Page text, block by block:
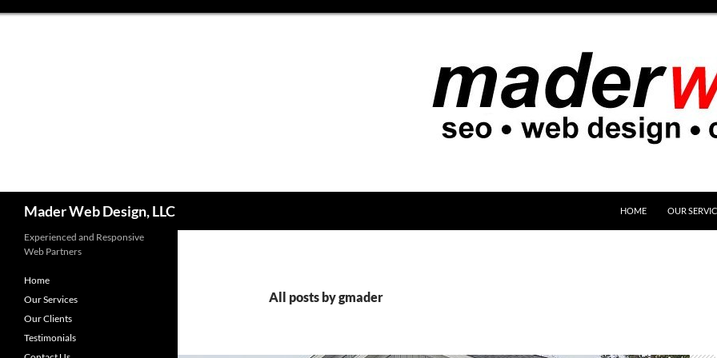
Mader Web Design, LLC
HOME
OUR
All posts by gmader
Experienced and Responsive
Web Partners
Home
Our Services
Our Clients
Testimonials